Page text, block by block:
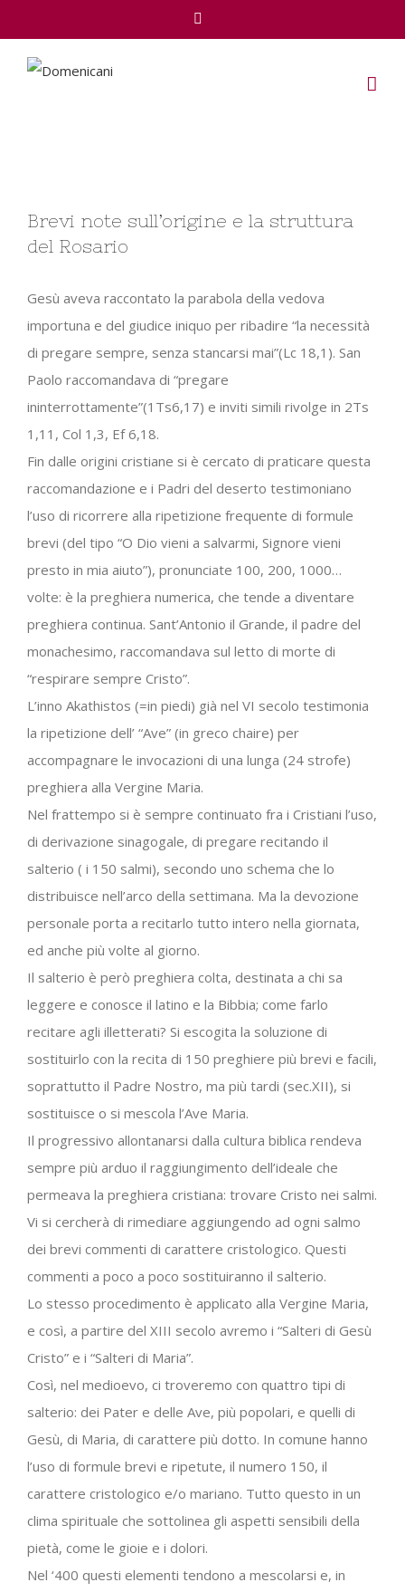
Larger
Image
Brevi note sull’origine e la struttura
del Rosario
Gesù aveva raccontato la parabola della vedova
importuna e del giudice iniquo per ribadire “la necessità
di pregare sempre, senza stancarsi mai”(Lc 18,1). San
Paolo raccomandava di “pregare
ininterrottamente”(1Ts6,17) e inviti simili rivolge in 2Ts
1,11, Col 1,3, Ef 6,18.
Fin dalle origini cristiane si è cercato di praticare questa
raccomandazione e i Padri del deserto testimoniano
l’uso di ricorrere alla ripetizione frequente di formule
brevi (del tipo “O Dio vieni a salvarmi, Signore vieni
presto in mia aiuto”), pronunciate 100, 200, 1000…
volte: è la preghiera numerica, che tende a diventare
preghiera continua. Sant’Antonio il Grande, il padre del
monachesimo, raccomandava sul letto di morte di
“respirare sempre Cristo”.
L’inno Akathistos (=in piedi) già nel VI secolo testimonia
la ripetizione dell’ “Ave” (in greco chaire) per
accompagnare le invocazioni di una lunga (24 strofe)
preghiera alla Vergine Maria.
Nel frattempo si è sempre continuato fra i Cristiani l’uso,
di derivazione sinagogale, di pregare recitando il
salterio ( i 150 salmi), secondo uno schema che lo
distribuisce nell’arco della settimana. Ma la devozione
personale porta a recitarlo tutto intero nella giornata,
ed anche più volte al giorno.
Il salterio è però preghiera colta, destinata a chi sa
leggere e conosce il latino e la Bibbia; come farlo
recitare agli illetterati? Si escogita la soluzione di
sostituirlo con la recita di 150 preghiere più brevi e facili,
soprattutto il Padre Nostro, ma più tardi (sec.XII), si
sostituisce o si mescola l’Ave Maria.
Il progressivo allontanarsi dalla cultura biblica rendeva
sempre più arduo il raggiungimento dell’ideale che
permeava la preghiera cristiana: trovare Cristo nei salmi.
Vi si cercherà di rimediare aggiungendo ad ogni salmo
dei brevi commenti di carattere cristologico. Questi
commenti a poco a poco sostituiranno il salterio.
Lo stesso procedimento è applicato alla Vergine Maria,
e così, a partire del XIII secolo avremo i “Salteri di Gesù
Cristo” e i “Salteri di Maria”.
Così, nel medioevo, ci troveremo con quattro tipi di
salterio: dei Pater e delle Ave, più popolari, e quelli di
Gesù, di Maria, di carattere più dotto. In comune hanno
l’uso di formule brevi e ripetute, il numero 150, il
carattere cristologico e/o mariano. Tutto questo in un
clima spirituale che sottolinea gli aspetti sensibili della
pietà, come le gioie e i dolori.
Nel ‘400 questi elementi tendono a mescolarsi e, in